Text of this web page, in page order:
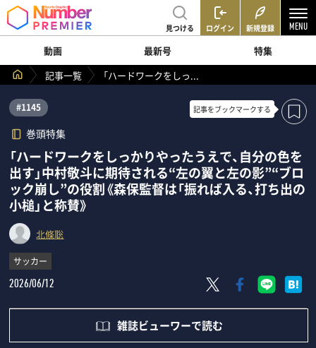
見つける ログイン 新規登録
動画 最新号
特集
記事一覧
「ハードワークをしっ...
#1145
巻頭特集
記事をブックマークする
「ハードワークをしっかりやったうえで、自分の色を
出す」中村敬斗に期待される“左の翼と左の影”“ブロ
ック崩し”の役割《森保監督は「振れば入る、打ち出の
小槌」と称賛》
北條聡
サッカー
2026/06/12
雑誌ビューワーで読む